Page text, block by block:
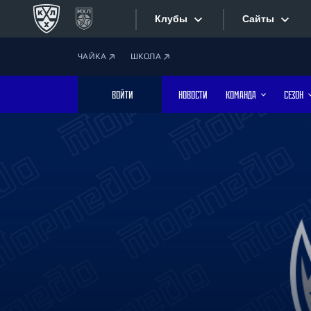
Клубы
Дивизион Боброва
Лада
Сайты
Фотобанк
ЧАЙКА ШКОЛА
ВОЙТИ НОВОСТИ КОМАНДА СЕЗОН